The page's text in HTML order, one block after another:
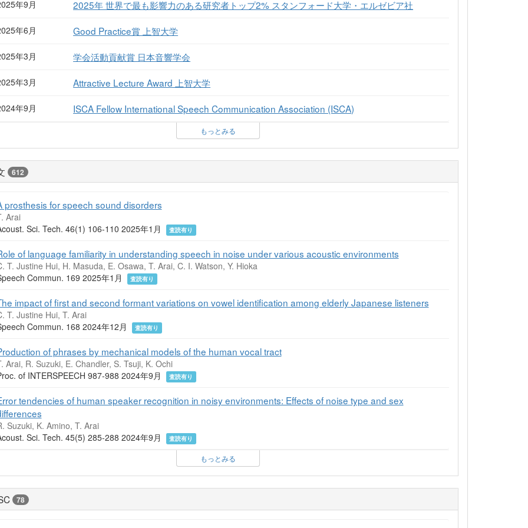
年9月 2025年 世界で最も影響力のある研究者トップ2% スタンフォード大学・エルゼビア社
年6月 Good Practice賞 上智大学
年3月 学会活動貢献賞 日本音響学会
年3月 Attractive Lecture Award 上智大学
年9月 ISCA Fellow International Speech Communication Association (ISCA)
もっとみる
612
prosthesis for speech sound disorders
Arai
Sci. Tech. 46(1) 106-110 2025年1月
査読有り
of language familiarity in understanding speech in noise under various acoustic environments
T. Justine Hui, H. Masuda, E. Osawa, T. Arai, C. I. Watson, Y. Hioka
Commun. 169 2025年1月
査読有り
impact of first and second formant variations on vowel identification among elderly Japanese listeners
T. Justine Hui, T. Arai
Commun. 168 2024年12月
査読有り
of phrases by mechanical models of the human vocal tract
Arai, R. Suzuki, E. Chandler, S. Tsuji, K. Ochi
of INTERSPEECH 987-988 2024年9月
査読有り
tendencies of human speaker recognition in noisy environments: Effects of noise type and sex
Suzuki, K. Amino, T. Arai
Sci. Tech. 45(5) 285-288 2024年9月
査読有り
もっとみる
78